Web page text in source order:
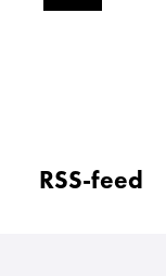
RSS-feed